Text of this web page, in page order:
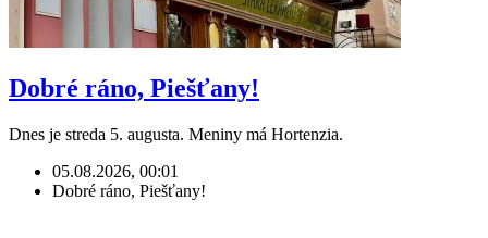
Dobré ráno, Piešťany!
Dnes je streda 5. augusta. Meniny má Hortenzia.
05.08.2026, 00:01
Dobré ráno, Piešťany!